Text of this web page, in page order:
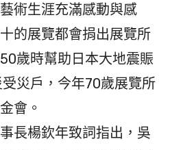
術生涯充滿感動與感
的展覽都會捐出展覽所
歲時幫助日本大地震賑
災戶，今年70歲展覽所
會。
長楊欽年致詞指出，吳